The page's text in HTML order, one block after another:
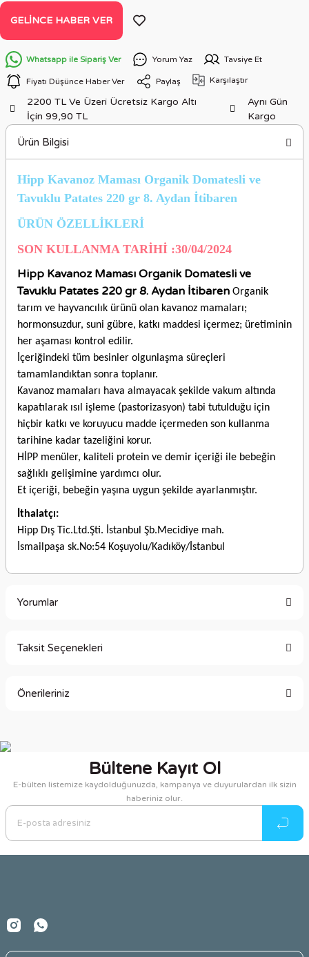
GELINCE HABER VER
Whatsapp ile Sipariş Ver Yorum Yaz Tavsiye Et
Fiyatı Düşünce Haber Ver Paylaş Karşılaştır
2200 TL Ve Üzeri Ücretsiz Kargo Altı
İçin 99,90 TL
Aynı Gün
Kargo
Ürün Bilgisi
Hipp Kavanoz Maması Organik Domatesli ve
Tavuklu Patates 220 gr 8. Aydan İtibaren
ÜRÜN ÖZELLİKLERİ
SON KULLANMA TARİHİ :30/04/2024
Hipp Kavanoz Maması Organik Domatesli ve
Tavuklu Patates 220 gr 8. Aydan İtibaren Organik
tarım ve hayvancılık ürünü olan kavanoz mamaları;
hormonsuzdur, suni gübre, katkı maddesi içermez; üretiminin
her aşaması kontrol edilir.
İçeriğindeki tüm besinler olgunlaşma süreçleri
tamamlandıktan sonra toplanır.
Kavanoz mamaları hava almayacak şekilde vakum altında
kapatılarak ısıl işleme (pastorizasyon) tabi tutulduğu için
hiçbir katkı ve koruyucu madde içermeden son kullanma
tarihine kadar tazeliğini korur.
HİPP menüler, kaliteli protein ve demir içeriği ile bebeğin
sağlıklı gelişimine yardımcı olur.
Et içeriği, bebeğin yaşına uygun şekilde ayarlanmıştır.
İthalatçı:
Hipp Dış Tic.Ltd.Şti. İstanbul Şb.Mecidiye mah.
İsmailpaşa sk.No:54 Koşuyolu/Kadıköy/İstanbul
Yorumlar
Taksit Seçenekleri
Önerileriniz
Görüş ve önerileriniz için teşekkür ederiz.
Ürün resmi kalitesiz, bozuk veya görüntülenemiyor.
Ürün açıklamasında eksik bilgiler bulunuyor.
Ürün bilgilerinde hatalar bulunuyor.
Bültene Kayıt Ol
E-bülten listemize kaydolduğunuzda, kampanya ve duyurulardan ilk sizin
haberiniz olur.